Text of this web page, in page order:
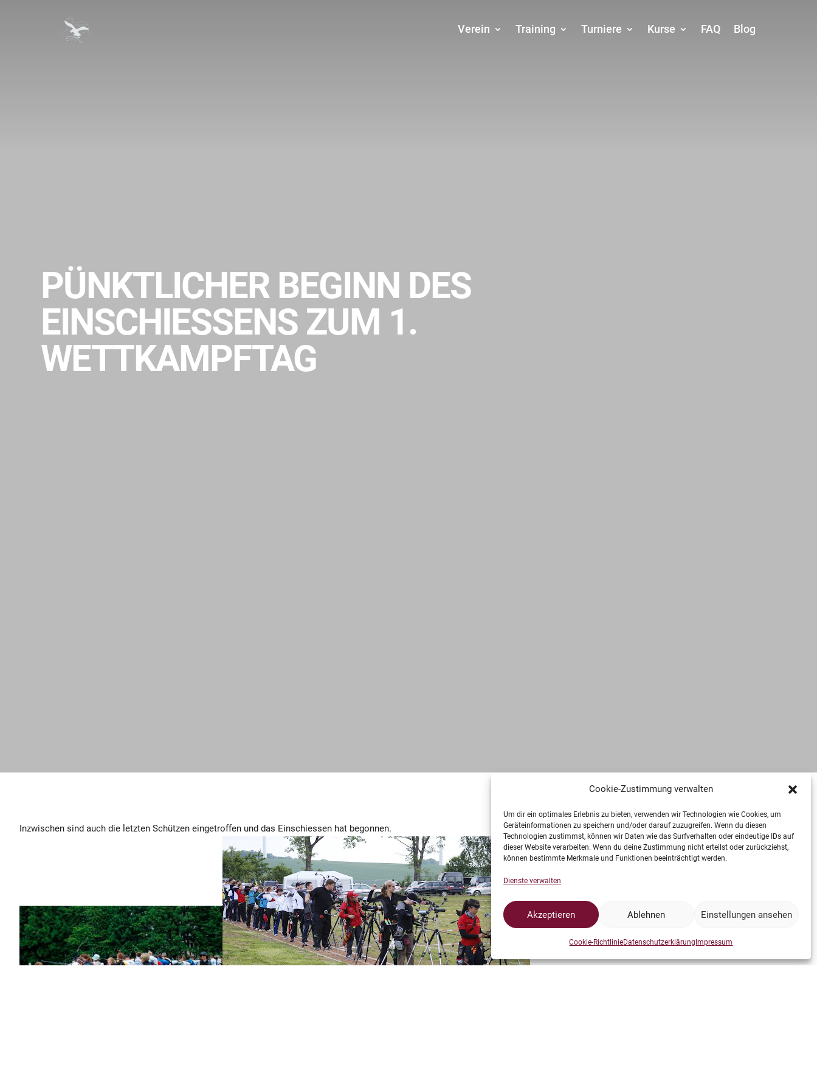
Cookie-Zustimmung verwalten
Um dir ein optimales Erlebnis zu bieten, verwenden wir Technologien wie Cookies, um
Geräteinformationen zu speichern und/oder darauf zuzugreifen. Wenn du diesen
Technologien zustimmst, können wir Daten wie das Surfverhalten oder eindeutige IDs auf
dieser Website verarbeiten. Wenn du deine Zustimmung nicht erteilst oder zurückziehst,
können bestimmte Merkmale und Funktionen beeinträchtigt werden.
Dienste verwalten
Akzeptieren Ablehnen Einstellungen ansehen
Cookie-RichtlinieDatenschutzerklärung Impressum
Verein Training Turniere Kurse FAQ Blog
PÜNKTLICHER BEGINN DES
EINSCHIESSENS ZUM 1.
WETTKAMPFTAG
Inzwischen sind auch die letzten Schützen eingetroffen und das Einschiessen hat begonnen.